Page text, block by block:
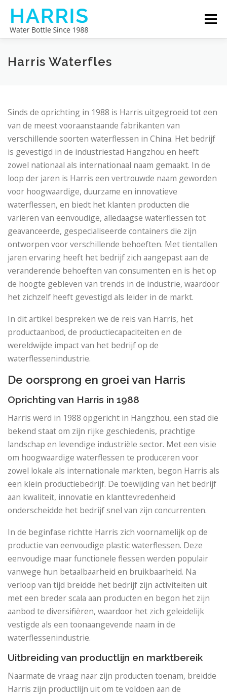
naar
Menu
HARRIS WATERFLES
Harris Waterfles
Sinds de oprichting in 1988 is Harris uitgegroeid tot een
van de meest vooraanstaande fabrikanten van
verschillende soorten waterflessen in China. Het bedrijf
is gevestigd in de industriestad Hangzhou en heeft
zowel nationaal als internationaal naam gemaakt. In de
loop der jaren is Harris een vertrouwde naam geworden
voor hoogwaardige, duurzame en innovatieve
waterflessen, en biedt het klanten producten die
variëren van eenvoudige, alledaagse waterflessen tot
geavanceerde, gespecialiseerde containers die zijn
ontworpen voor verschillende behoeften. Met tientallen
jaren ervaring heeft het bedrijf zich aangepast aan de
veranderende behoeften van consumenten en is het op
de hoogte gebleven van trends in de industrie, waardoor
het zichzelf heeft gevestigd als leider in de markt.
In dit artikel bespreken we de reis van Harris, het
productaanbod, de productiecapaciteiten en de
wereldwijde impact van het bedrijf op de
waterflessenindustrie.
De oorsprong en groei van Harris
Oprichting van Harris in 1988
Harris werd in 1988 opgericht in Hangzhou, een stad die
bekend staat om zijn rijke geschiedenis, prachtige
landschap en levendige industriële sector. Met een visie
om hoogwaardige waterflessen te produceren voor
zowel lokale als internationale markten, begon Harris als
een klein productiebedrijf. De toewijding van het bedrijf
aan kwaliteit, innovatie en klanttevredenheid
onderscheidde het bedrijf snel van zijn concurrenten.
In de beginfase richtte Harris zich voornamelijk op de
productie van eenvoudige plastic waterflessen. Deze
eenvoudige maar functionele flessen werden populair
vanwege hun betaalbaarheid en bruikbaarheid. Na
verloop van tijd breidde het bedrijf zijn activiteiten uit
met een breder scala aan producten en begon het zijn
aanbod te diversifiëren, waardoor het zich geleidelijk
vestigde als een toonaangevende naam in de
waterflessenindustrie.
Uitbreiding van productlijn en marktbereik
Naarmate de vraag naar zijn producten toenam, breidde
Harris zijn productlijn uit om te voldoen aan de